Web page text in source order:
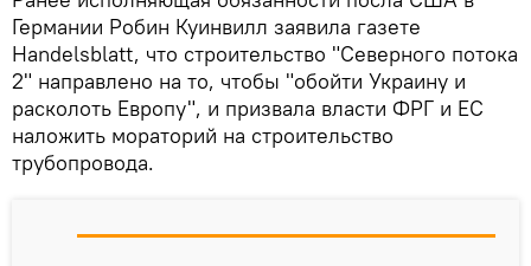
Германии Робин Куинвилл заявила газете
Handelsblatt, что строительство "Северного потока
2" направлено на то, чтобы "обойти Украину и
расколоть Европу", и призвала власти ФРГ и ЕС
наложить мораторий на строительство
трубопровода.